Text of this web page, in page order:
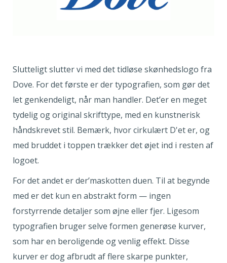
Slutteligt slutter vi med det tidløse skønhedslogo fra
Dove. For det første er der typografien, som gør det
let genkendeligt, når man handler. Det’er en meget
tydelig og original skrifttype, med en kunstnerisk
håndskrevet stil. Bemærk, hvor cirkulært D'et er, og
med bruddet i toppen trækker det øjet ind i resten af
logoet.
For det andet er der’maskotten duen. Til at begynde
med er det kun en abstrakt form — ingen
forstyrrende detaljer som øjne eller fjer. Ligesom
typografien bruger selve formen generøse kurver,
som har en beroligende og venlig effekt. Disse
kurver er dog afbrudt af flere skarpe punkter,